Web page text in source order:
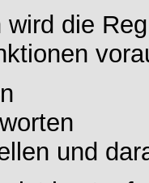
wird die
und